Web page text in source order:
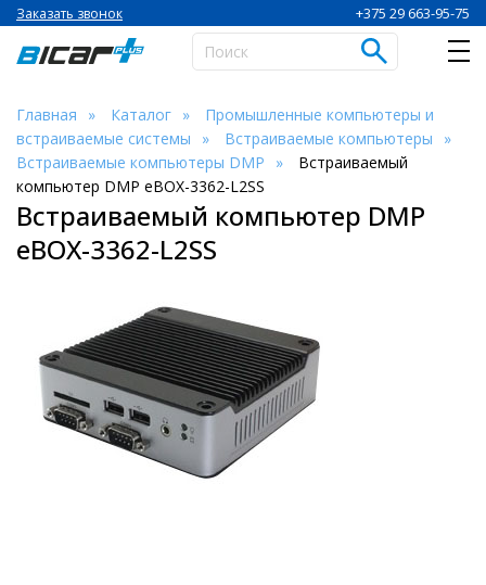
+375 29 663-95-75
Заказать звонок
Главная Каталог
Промышленные компьютеры и
встраиваемые системы
Встраиваемые компьютеры
Встраиваемые компьютеры DMP
Встраиваемый
компьютер DMP eBOX-3362-L2SS
Встраиваемый компьютер DMP
eBOX-3362-L2SS